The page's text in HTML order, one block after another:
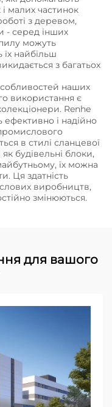
і малих частинок
з деревом,
- серед інших
можуть
найбільш
з багатьох
наших
використання є
Renhe
і надійно
в стилі сланцевої
будівельні блоки,
їх можна
Ця здатність
виробництв,
змінюються.
для вашого